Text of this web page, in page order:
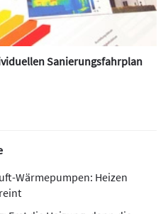
Sanierungsfahrplan
Wärmepumpen: Heizen